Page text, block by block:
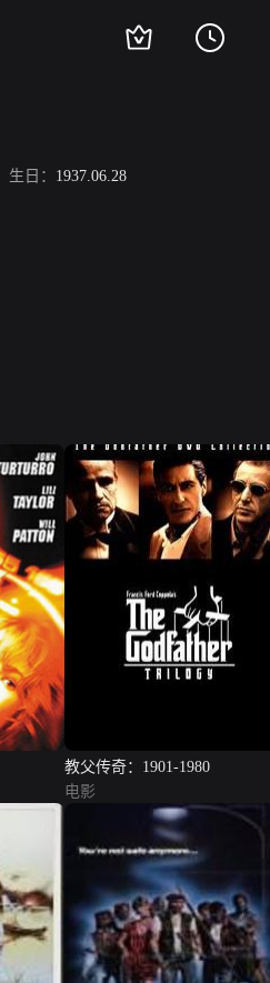
生日： 1937.06.28
教父传奇：1901-1980
电影